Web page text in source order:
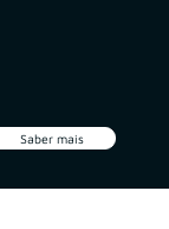
Saber mais